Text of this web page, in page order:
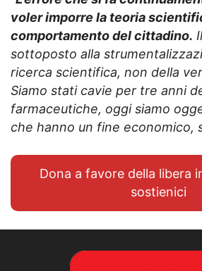
voler imporre la teoria
comportamento del cittadino.
sottoposto alla
ricerca scientifica, non della
Siamo stati cavie per tre anni
farmaceutiche, oggi siamo
che hanno un fine economico,
Dona a favore della libera
sostienici